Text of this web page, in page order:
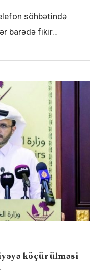
söhbətində
barədə fikir…
köçürülməsi